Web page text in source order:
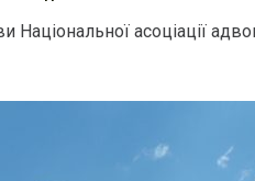
асоціації